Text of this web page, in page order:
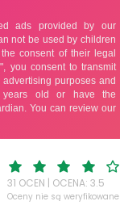
31 OCEN | OCENA: 3.5
Oceny nie są weryfikowane